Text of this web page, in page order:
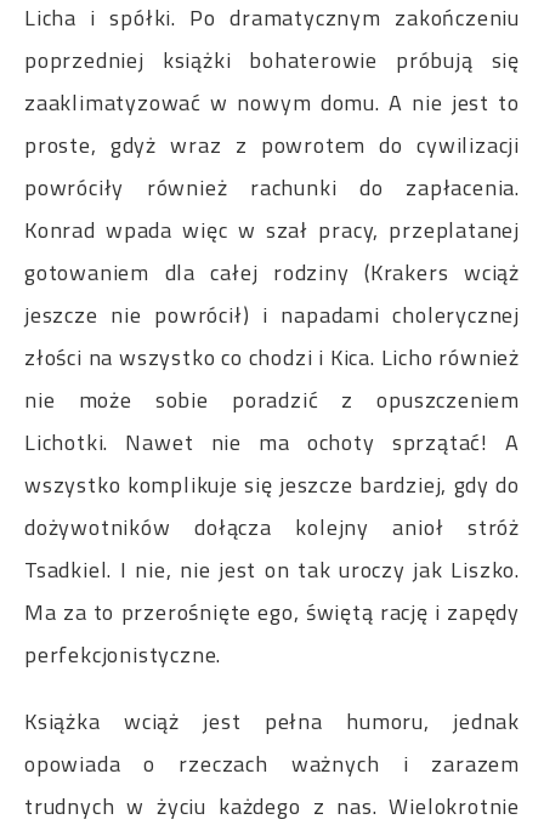
Licha i spółki. Po dramatycznym zakończeniu
poprzedniej książki bohaterowie próbują się
zaaklimatyzować w nowym domu. A nie jest to
proste, gdyż wraz z powrotem do cywilizacji
powróciły również rachunki do zapłacenia.
Konrad wpada więc w szał pracy, przeplatanej
gotowaniem dla całej rodziny (Krakers wciąż
jeszcze nie powrócił) i napadami cholerycznej
złości na wszystko co chodzi i Kica. Licho również
nie może sobie poradzić z opuszczeniem
Lichotki. Nawet nie ma ochoty sprzątać! A
wszystko komplikuje się jeszcze bardziej, gdy do
dożywotników dołącza kolejny anioł stróż
Tsadkiel. I nie, nie jest on tak uroczy jak Liszko.
Ma za to przerośnięte ego, świętą rację i zapędy
perfekcjonistyczne.
Książka wciąż jest pełna humoru, jednak
opowiada o rzeczach ważnych i zarazem
trudnych w życiu każdego z nas. Wielokrotnie